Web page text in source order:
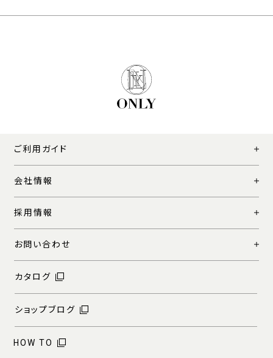
ご利用ガイド
会社情報
採用情報
お問い合わせ
カタログ
ショップブログ
HOW TO